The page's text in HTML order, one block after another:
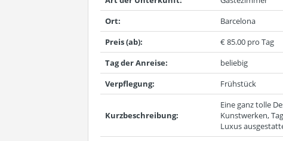
Ort:
Barcelona
Preis (ab):
€ 85.00 pro Tag
Tag der Anreise:
beliebig
Verpflegung:
Frühstück
Kurzbeschreibung:
Eine ganz tolle
Kunstwerken,
Luxus